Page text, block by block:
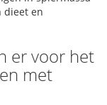
dieet en
er voor het
met